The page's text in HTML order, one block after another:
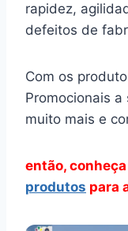
rapidez,
defeitos de
Com os
Promocionais a
muito mais e
então,
produtos para